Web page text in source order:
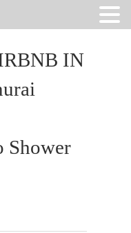
IN
Shower